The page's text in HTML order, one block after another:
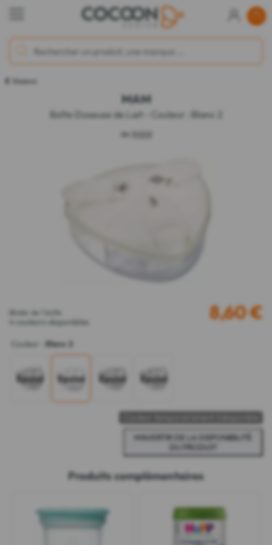
Doseurs
MAM
Boîte Doseuse de Lait - Couleur : Blanc 2
de MAM
Blister de 1 boîte
4 couleurs disponibles 8,60€
Couleur Blanc 2
Epuisé Epuisé Epuisé Epuisé
Produits complémentaires